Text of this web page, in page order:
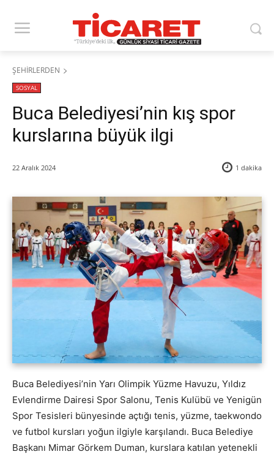
ŞEHİRLERDEN
SOSYAL
Buca Belediyesi’nin kış spor
kurslarına büyük ilgi
22 Aralık 2024 1 dakika
Buca Belediyesi’nin Yarı Olimpik Yüzme Havuzu, Yıldız
Evlendirme Dairesi Spor Salonu, Tenis Kulübü ve Yenigün
Spor Tesisleri bünyesinde açtığı tenis, yüzme, taekwondo
ve futbol kursları yoğun ilgiyle karşılandı. Buca Belediye
Başkanı Mimar Görkem Duman, kurslara katılan yetenekli